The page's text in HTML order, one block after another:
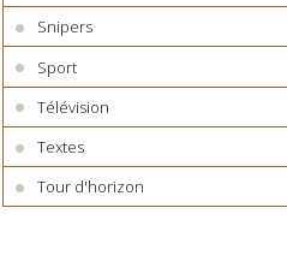
Snipers
Sport
Télévision
Textes
Tour d'horizon